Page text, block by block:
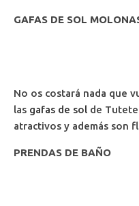
GAFAS DE SOL
No os costará nada que
las gafas de sol de
atractivos y además son
PRENDAS DE BAÑO